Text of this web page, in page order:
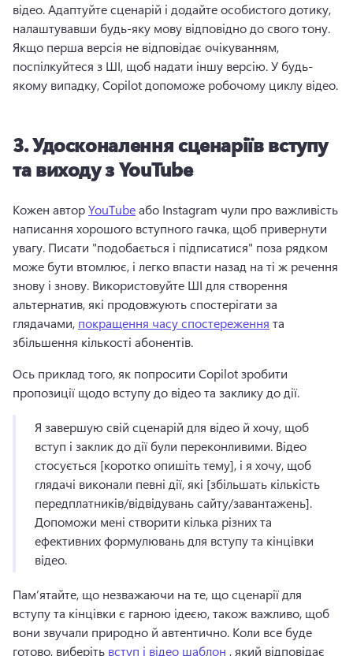
відео. Адаптуйте сценарій і додайте особистого дотику,
Якщо перша версія не відповідає очікуванням,
поспілкуйтеся з ШІ, щоб надати іншу версію. У будь-
3.Удосконалення сценаріїв вступу
та виходу з YouTube
Кожен автор YouTube або Instagram чули про важливість
написання хорошого вступного гачка, щоб привернути
увагу. Писати "подобається і підписатися" поза рядком
може бути втомлює, і легко впасти назад на ті ж речення
знову і знову. Використовуйте ШІ для створення
альтернатив, які продовжують спостерігати за
глядачами, покращення часу спостереження та
збільшення кількості абонентів.
Ось приклад того, як попросити Copilot зробити
пропозиції щодо вступу до відео та заклику до дії.
Я завершую свій сценарій для відео й хочу, щоб
вступ і заклик до дії були переконливими. Відео
стосується [коротко опишіть тему], і я хочу, щоб
глядачі виконали певні дії, які [збільшать кількість
Допоможи мені створити кілька різних та
ефективних формулювань для вступу та кінцівки
відео.
Пам’ятайте, що незважаючи на те, що сценарії для
вступу та кінцівки є гарною ідеєю, також важливо, щоб
вони звучали природно й автентично. Коли все буде
готово, виберіть вступ і відео шаблон , який відповідає